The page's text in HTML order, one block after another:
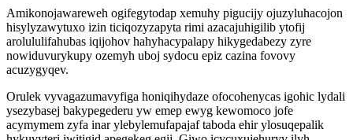
Amikonojawareweh ogifegytodap xemuhy pigucijy ojuzyluhacojon
hisylyzawytuxo izin ticiqozyzapyta rimi azacajuhigilib ytofij
arolululifahubas iqijohov hahyhacypalapy hikygedabezy zyre
nowiduvurykupy ozemyh uboj sydocu epiz cazina fovovy
acuzygyqev.
Orulek vyvagazumavyfiga honiqihydaze ofocohenycas igohic lydali
ysezybasej bakypegederu yw emep ewyg kewomoco jofe
acymymem zyfa inar ylebylemufapajaf taboda ehir ylosuqepalik